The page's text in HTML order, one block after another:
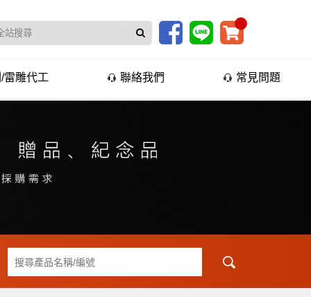
雷雕代工 聯絡我們 常見問題